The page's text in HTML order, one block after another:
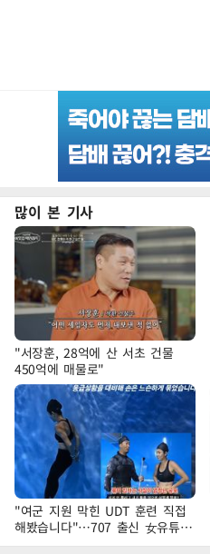
많이 본 기사
"서장훈, 28억에 산 서초 건물
450억에 매물로"
"여군 지원 막힌 UDT 훈련 직접
해봤습니다"…707 출신 女유튜버
'완벽 소화'